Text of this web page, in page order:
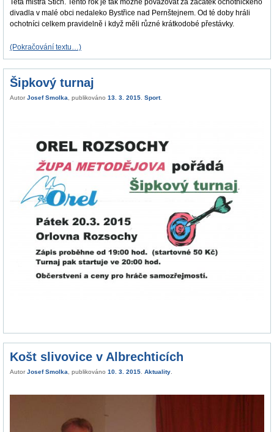
Teta mistra Štich. Tento rok je tak možné považovat za začátek ochotnického
divadla v malé obci nedaleko Bystřice nad Pernštejnem. Od té doby hráli
ochotníci celkem pravidelně i když měli různé krátkodobé přestávky.
(Pokračování textu…)
Šipkový turnaj
Autor Josef Smolka , publikováno 13. 3. 2015 Sport.
Košt slivovice v Albrechticích
Autor Josef Smolka, publikováno 10. 3. 2015. Aktuality.